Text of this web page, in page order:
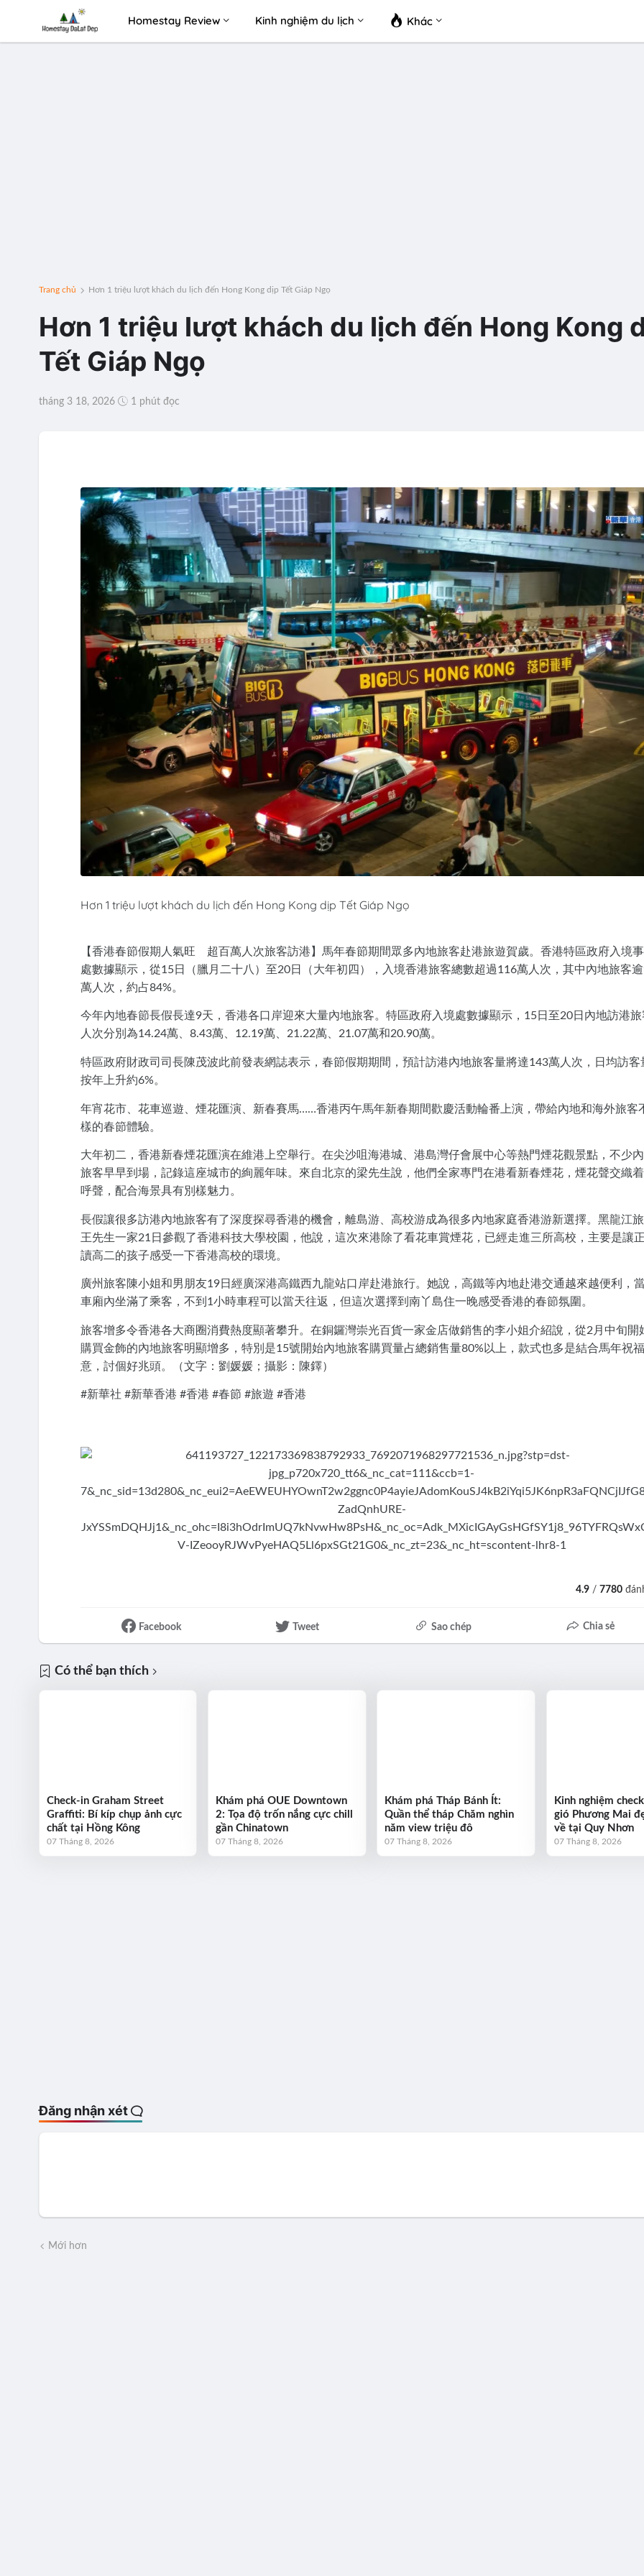
Homestay Review Kinh nghiệm du lịch Khác
Trang chủ Hơn 1 triệu lượt khách du lịch đến Hong Kong dịp Tết Giáp Ngọ
Hơn 1 triệu lượt khách du lịch đến Hong Kong
Tết Giáp Ngọ
tháng 3 18, 2026 1 phút đọc
Hơn 1 triệu lượt khách du lịch đến Hong Kong dịp Tết Giáp Ngọ
【香港春節假期人氣旺 超百萬人次旅客訪港】馬年春節期間眾多內地旅客赴港旅遊賀歲。香港特區政府入境
處數據顯示，從15日（臘月二十八）至20日（大年初四），入境香港旅客總數超過116萬人次，其中內地旅客
萬人次，約占84%。
今年內地春節長假長達9天，香港各口岸迎來大量內地旅客。特區政府入境處數據顯示，15日至20日內地訪港旅
人次分別為14.24萬、8.43萬、12.19萬、21.22萬、21.07萬和20.90萬。
特區政府財政司司長陳茂波此前發表網誌表示，春節假期期間，預計訪港內地旅客量將達143萬人次，日均訪客
按年上升約6%。
年宵花市、花車巡遊、煙花匯演、新春賽馬……香港丙午馬年新春期間歡慶活動輪番上演，帶給內地和海外旅客
樣的春節體驗。
大年初二，香港新春煙花匯演在維港上空舉行。在尖沙咀海港城、港島灣仔會展中心等熱門煙花觀景點，不少
旅客早早到場，記錄這座城市的絢麗年味。來自北京的梁先生說，他們全家專門在港看新春煙花，煙花聲交織
呼聲，配合海景具有別樣魅力。
長假讓很多訪港內地旅客有了深度探尋香港的機會，離島游、高校游成為很多內地家庭香港游新選擇。黑龍江
王先生一家21日參觀了香港科技大學校園，他說，這次來港除了看花車賞煙花，已經走進三所高校，主要是讓
讀高二的孩子感受一下香港高校的環境。
廣州旅客陳小姐和男朋友19日經廣深港高鐵西九龍站口岸赴港旅行。她說，高鐵等內地赴港交通越來越便利，
車廂內坐滿了乘客，不到1小時車程可以當天往返，但這次選擇到南丫島住一晚感受香港的春節氛圍。
旅客增多令香港各大商圈消費熱度顯著攀升。在銅鑼灣崇光百貨一家金店做銷售的李小姐介紹說，從2月中旬開
購買金飾的內地旅客明顯增多，特別是15號開始內地旅客購買量占總銷售量80%以上，款式也多是結合馬年祝
意，討個好兆頭。（文字：劉媛媛；攝影：陳鐸）
#新華社 #新華香港 #香港 #春節 #旅遊 #香港
4.9 /7780
Facebook Tweet Sao chép Chia sẻ
Có thể bạn thích
Check-in Graham Street
Graffiti: Bí kíp chụp ảnh cực
chất tại Hồng Kông
07 Tháng 8, 2026
Khám phá OUE Downtown
2: Tọa độ trốn nắng cực chill
gần Chinatown
07 Tháng 8, 2026
Khám phá Tháp Bánh Ít:
Quần thể tháp Chăm nghìn
năm view triệu đô
07 Tháng 8, 2026
Kinh nghiệm
gió Phương Mai
về tại Quy Nhơn
07 Tháng 8, 2026
Đăng nhận xét
Mới hơn